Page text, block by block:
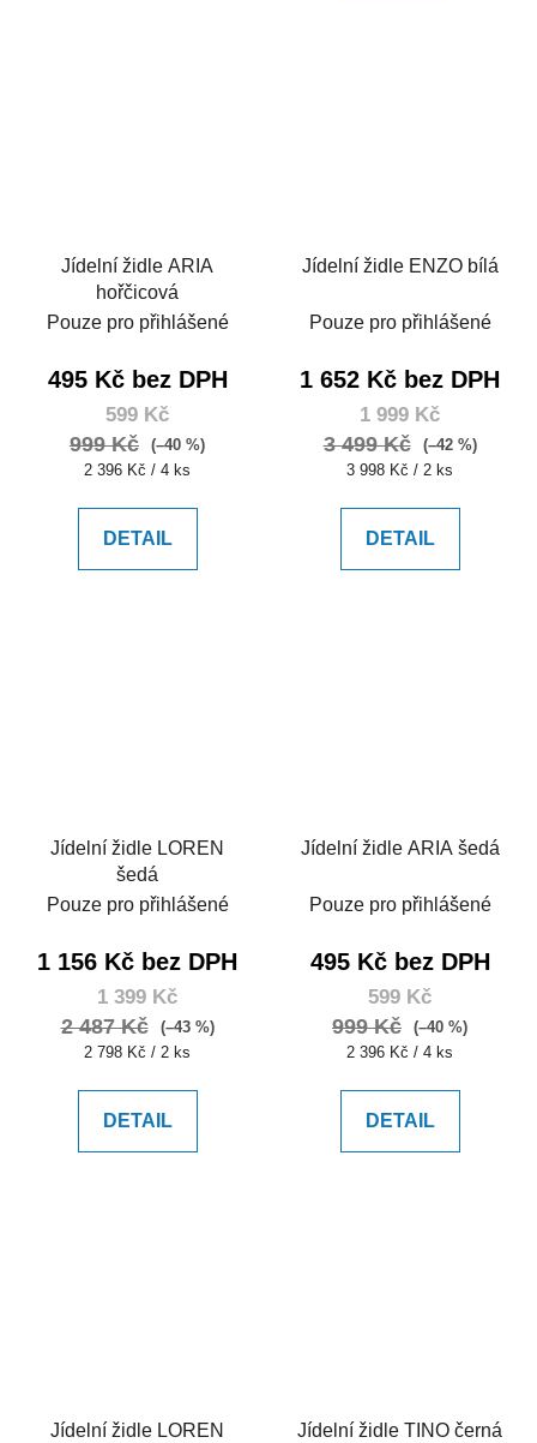
Jídelní židle ARIA
hořčicová
Pouze pro přihlášené
495 Kč bez DPH
599 Kč
999 Kč
(–40 %)
Měrná
2 396 Kč / 4 ks
DETAIL
Jídelní židle ENZO bílá
Pouze pro přihlášené
1 652 Kč bez DPH
1 999 Kč
3 499 Kč
(–42 %)
Měrná
3 998 Kč / 2 ks
DETAIL
Jídelní židle LOREN
šedá
Pouze pro přihlášené
1 156 Kč bez DPH
1 399 Kč
2 487 Kč
(–43 %)
Měrná
2 798 Kč / 2 ks
DETAIL
Jídelní židle ARIA šedá
Pouze pro přihlášené
495 Kč bez DPH
599 Kč
999 Kč
(–40 %)
Měrná
2 396 Kč / 4 ks
DETAIL
Jídelní židle LOREN Jídelní židle TINO černá